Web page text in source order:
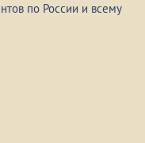
по России и всему